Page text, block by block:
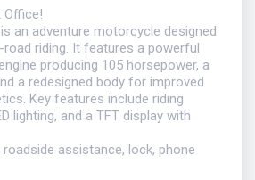
Office!
an adventure motorcycle designed
riding. It features a powerful
producing 105 horsepower, a
a redesigned body for improved
Key features include riding
lighting, and a TFT display with
roadside assistance, lock, phone